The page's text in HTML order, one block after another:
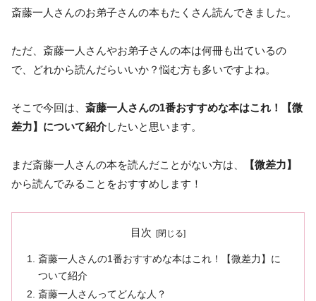
斎藤一人さんのお弟子さんの本もたくさん読んできました。
ただ、斎藤一人さんやお弟子さんの本は何冊も出ているの
で、どれから読んだらいいか？悩む方も多いですよね。
そこで今回は、斎藤一人さんの1番おすすめな本はこれ！【微
差力】について紹介したいと思います。
まだ斎藤一人さんの本を読んだことがない方は、
【微差力】
から読んでみることをおすすめします！
目次
斎藤一人さんの1番おすすめな本はこれ！【微差力】に
ついて紹介
斎藤一人さんってどんな人？